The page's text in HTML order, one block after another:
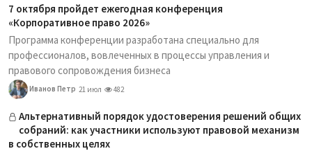
7 октября пройдет ежегодная конференция
«Корпоративное право 2026»
Программа конференции разработана специально для
профессионалов, вовлеченных в процессы управления и
правового сопровождения бизнеса
Иванов Петр 21 июл 482
Альтернативный порядок удостоверения решений общих
собраний: как участники используют правовой механизм
в собственных целях